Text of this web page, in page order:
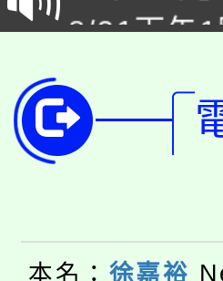
告(尚有缺
場熱烈登
8/21下午
局官網。
8月14至
開!
115年桃
田徑場及
桃園市低
視費優惠
大園自造
本名： 徐嘉裕